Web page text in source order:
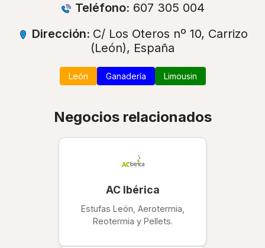
Teléfono: 607 305 004
Dirección: C/ Los Oteros nº 10, Carrizo
(León), España
León Ganadería Limousin
Negocios relacionados
AC Ibérica
Estufas León, Aerotermia,
Reotermia y Pellets.